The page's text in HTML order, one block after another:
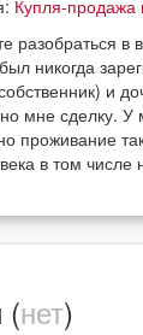
Купля-продажа
разобраться
никогда
и
мне сделку. У
проживание
в том числе
(нет)